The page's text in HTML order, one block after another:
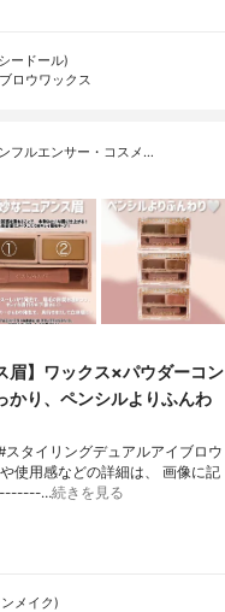
ードール)
ロウワックス
フルエンサー・コスメ…
眉】ワックス×パウダーコン
かり、ペンシルよりふんわ
タイリングデュアルアイブロウ
使用感などの詳細は、 画像に記
…続きを見る
メイク)